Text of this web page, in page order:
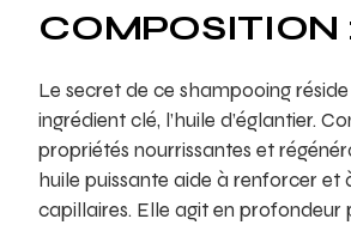
COMPOSITION
Le secret de ce shampooing
ingrédient clé, l’huile d’églantier.
propriétés nourrissantes et
huile puissante aide à renforcer et
capillaires. Elle agit en profondeur